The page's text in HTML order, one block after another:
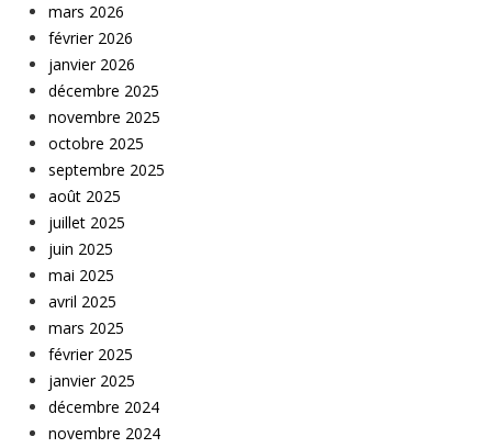
mars 2026
février 2026
janvier 2026
décembre 2025
novembre 2025
octobre 2025
septembre 2025
août 2025
juillet 2025
juin 2025
mai 2025
avril 2025
mars 2025
février 2025
janvier 2025
décembre 2024
novembre 2024